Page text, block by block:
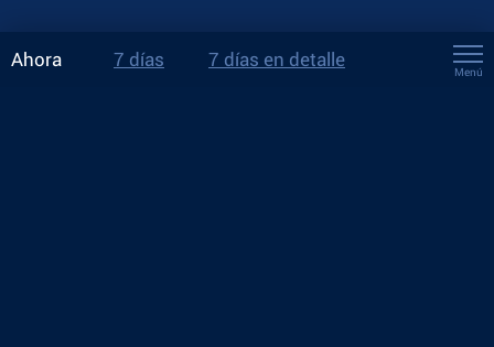
Ahora 7 días 7 días en detalle
Menú